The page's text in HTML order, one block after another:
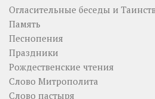
Огласительные беседы и
Память
Песнопения
Праздники
Рождественские чтения
Слово Митрополита
Слово пастыря